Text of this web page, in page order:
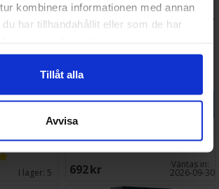
kombinera informationen med annan
har tillhandahållit eller som de har
Tillåt alla
Avvisa
I lager:5 274 SEK Väntas in:
2026-09-07
I lager: 5
Köp
692 SEK Väntas in:
2026-09-30